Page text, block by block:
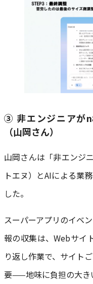
③ 非エンジニアが
（山岡さん）
山岡さんは「非エンジ
トエヌ）とAIによる業
した。
スーパーアプリのイベ
報の収集は、Webサイ
り返し作業で、サイト
要——地味に負担の大き